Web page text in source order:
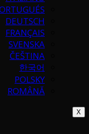
DEUTSCH
FRANÇAIS
SVENSKA
ČEŠTINA
한국어
POLSKY
ROMÂNĂ
X